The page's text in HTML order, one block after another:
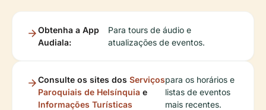
Obtenha a App
Audiala:
Para tours de áudio e
atualizações de eventos.
Consulte os sites dos Serviços
Paroquiais de Helsínquia e
Informações Turísticas
para os horários e
listas de eventos
mais recentes.